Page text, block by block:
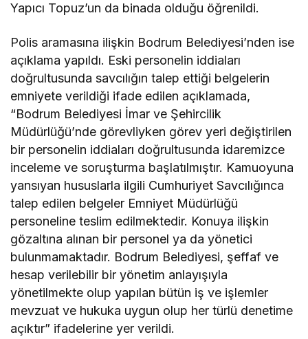
Yapıcı Topuz’un da binada olduğu öğrenildi.
Polis aramasına ilişkin Bodrum Belediyesi’nden ise
açıklama yapıldı. Eski personelin iddiaları
doğrultusunda savcılığın talep ettiği belgelerin
emniyete verildiği ifade edilen açıklamada,
“Bodrum Belediyesi İmar ve Şehircilik
Müdürlüğü’nde görevliyken görev yeri değiştirilen
bir personelin iddiaları doğrultusunda idaremizce
inceleme ve soruşturma başlatılmıştır. Kamuoyuna
yansıyan hususlarla ilgili Cumhuriyet Savcılığınca
talep edilen belgeler Emniyet Müdürlüğü
personeline teslim edilmektedir. Konuya ilişkin
gözaltına alınan bir personel ya da yönetici
bulunmamaktadır. Bodrum Belediyesi, şeffaf ve
hesap verilebilir bir yönetim anlayışıyla
yönetilmekte olup yapılan bütün iş ve işlemler
mevzuat ve hukuka uygun olup her türlü denetime
açıktır” ifadelerine yer verildi.